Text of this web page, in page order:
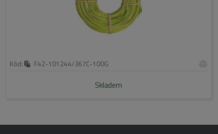
Kód: F42-101244/367C-100G
Skladem